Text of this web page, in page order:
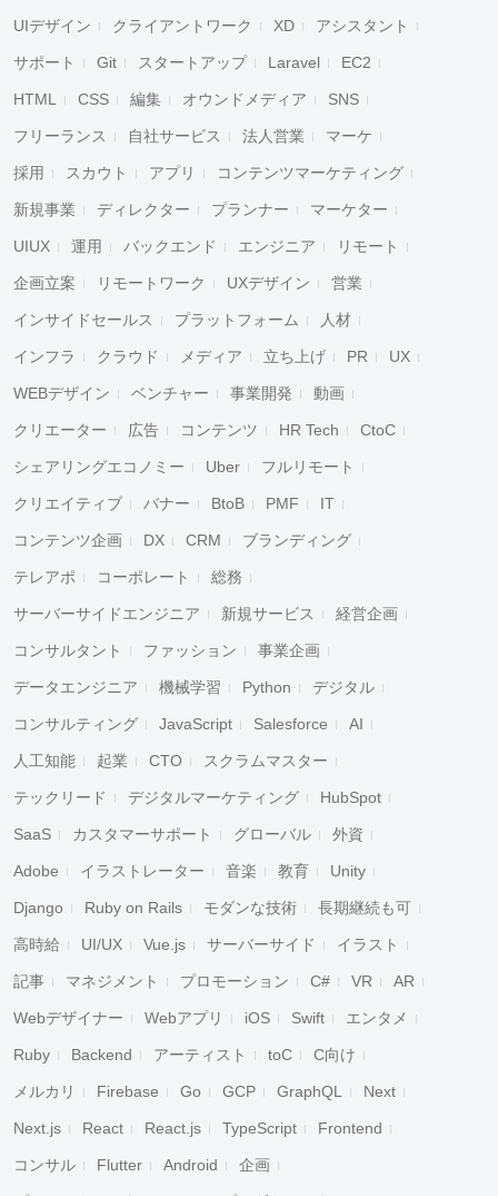
UIデザイン クライアントワーク XD アシスタント
サポート Git スタートアップ Laravel EC2
HTML CSS 編集 オウンドメディア SNS
フリーランス 自社サービス 法人営業 マーケ
採用 スカウト アプリ コンテンツマーケティング
新規事業 ディレクター プランナー マーケター
UIUX 運用 バックエンド エンジニア リモート
企画立案 リモートワーク UXデザイン 営業
インサイドセールス プラットフォーム 人材
インフラ クラウド メディア 立ち上げ PR UX
WEBデザイン ベンチャー 事業開発 動画
クリエーター 広告 コンテンツ HR Tech CtoC
シェアリングエコノミー Uber フルリモート
クリエイティブ バナー BtoB PMF IT
コンテンツ企画 DX CRM ブランディング
テレアポ コーポレート 総務
サーバーサイドエンジニア 新規サービス 経営企画
コンサルタント ファッション 事業企画
データエンジニア 機械学習 Python デジタル
コンサルティング JavaScript Salesforce AI
人工知能 起業 CTO スクラムマスター
テックリード デジタルマーケティング HubSpot
SaaS カスタマーサポート グローバル 外資
Adobe イラストレーター 音楽 教育 Unity
Django Ruby on Rails モダンな技術 長期継続も可
高時給 UI/UX Vue.js サーバーサイド イラスト
記事 マネジメント プロモーション C# VR AR
Webデザイナー Webアプリ iOS Swift エンタメ
Ruby Backend アーティスト toC C向け
メルカリ Firebase Go GCP GraphQL Next
Next.js React React.js TypeScript Frontend
コンサル Flutter Android 企画